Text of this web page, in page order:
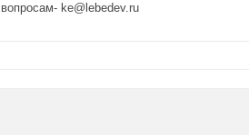
ke@lebedev.ru